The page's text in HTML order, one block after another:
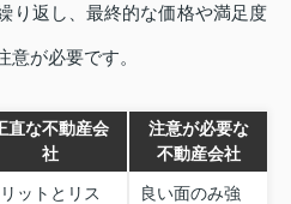
り返し、最終的な価格や満足度
が必要です。
直な不動産会
社
注意が必要な
不動産会社
リットとリス
良い面のみ強